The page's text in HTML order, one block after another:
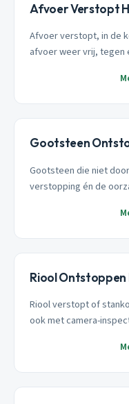
Afvoer Verstopt
Afvoer verstopt, in de
afvoer weer vrij, tegen
Gootsteen
Gootsteen die niet
verstopping én de
Riool Ontstoppen
Riool verstopt of
ook met camera-